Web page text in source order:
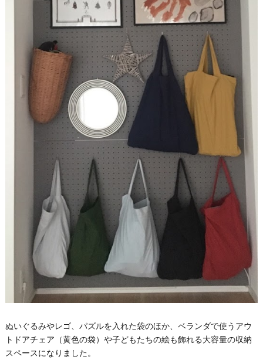
ぬいぐるみやレゴ、パズルを入れた袋のほか、ベランダで使うアウ
トドアチェア（黄色の袋）や子どもたちの絵も飾れる大容量の収納
スペースになりました。